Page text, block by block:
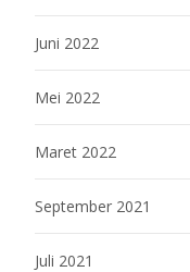
Juni 2022
Mei 2022
Maret 2022
September 2021
Juli 2021